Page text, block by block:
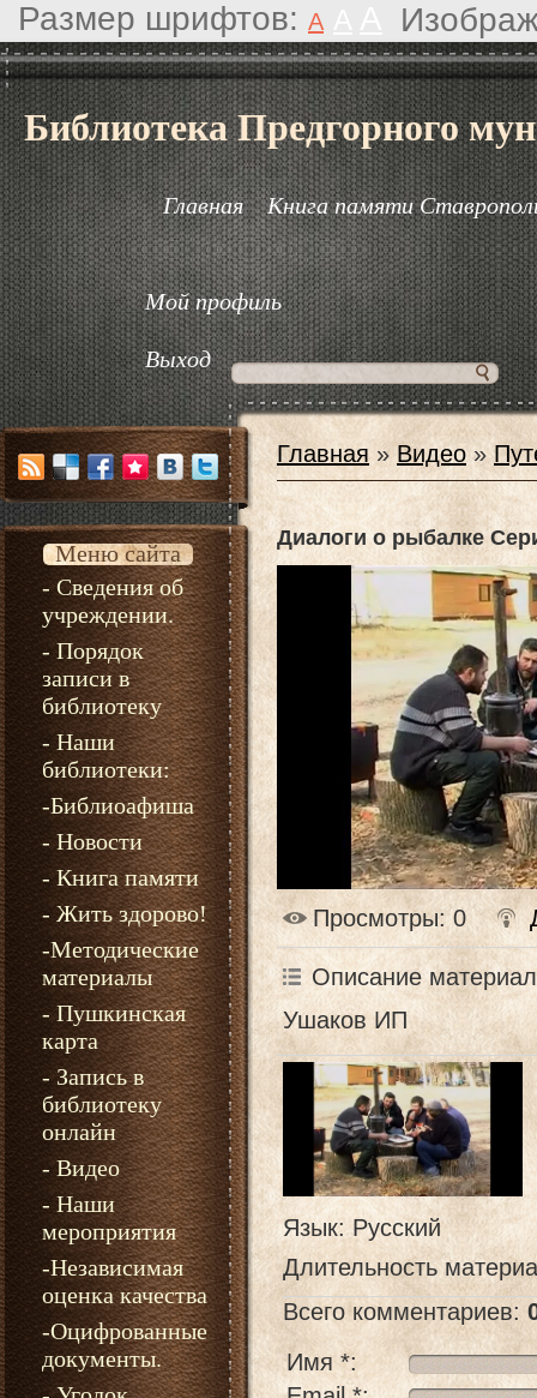
Размер шрифтов: A
Библиотека Предгорного
Главная Книга памяти
Мой профиль
Выход
Меню сайта
- Сведения об
учреждении.
- Порядок
записи в
библиотеку
- Наши
библиотеки:
-Библиоафиша
- Новости
- Книга памяти
- Жить здорово!
-Методические
материалы
- Пушкинская
карта
- Запись в
библиотеку
онлайн
- Видео
- Наши
мероприятия
-Независимая
оценка качества
-Оцифрованные
документы.
Главная »Видео »
Диалоги о рыбалке
Просмотры: 0
Описание
Ушаков ИП
Язык: Русский
Длительность
Всего комментариев:
Имя *: